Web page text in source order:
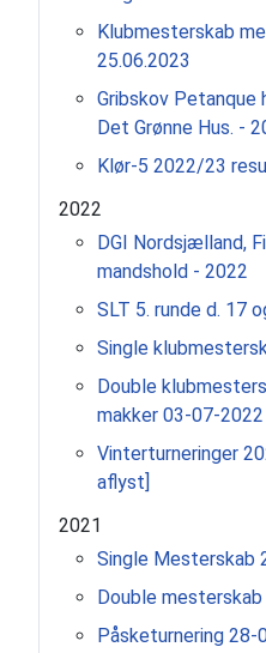
Klubmesterskab
25.06.2023
Gribskov
Det Grønne Hus. -
Klør-5 2022/23
2022
DGI Nordsjælland,
mandshold - 2022
SLT 5. runde d. 17
Single
Double
makker 03-07-2022
Vinterturneringer
aflyst]
2021
Single Mesterskab
Double mesterskab
Påsketurnering 28-